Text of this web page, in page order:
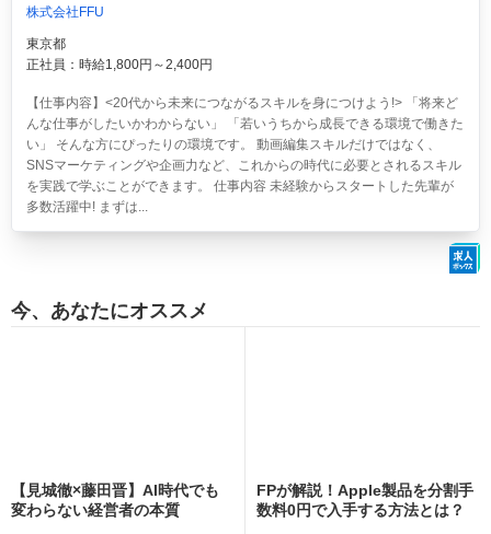
株式会社FFU
東京都
正社員：時給1,800円～2,400円
【仕事内容】<20代から未来につながるスキルを身につけよう!> 「将来ど
んな仕事がしたいかわからない」 「若いうちから成長できる環境で働きた
い」 そんな方にぴったりの環境です。 動画編集スキルだけではなく、
SNSマーケティングや企画力など、これからの時代に必要とされるスキル
を実践で学ぶことができます。 仕事内容 未経験からスタートした先輩が
多数活躍中! まずは...
今、あなたにオススメ
【見城徹×藤田晋】AI時代でも
変わらない経営者の本質
FPが解説！Apple製品を分割手
数料0円で入手する方法とは？